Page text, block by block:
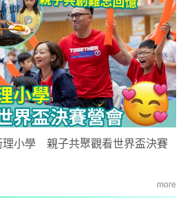
理小學 親子共聚觀看世界盃決賽
more